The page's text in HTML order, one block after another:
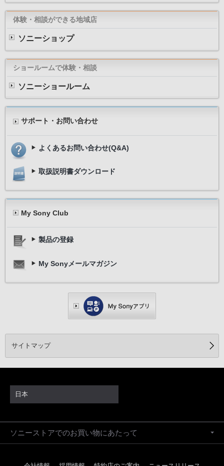
＜プラグイメージ＞
体験・相談ができる地域店
ソニーショップ
ショールームで体験・相談
ソニーショールーム
サポート・お問い合わせ
よくあるお問い合わせ(Q&A)
取扱説明書ダウンロード
My Sony Club
製品の登録
My Sonyメールマガジン
サイトマップ
日本
ソニーストアでのお買い物にあたって